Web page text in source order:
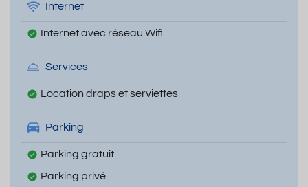
Internet
Internet avec réseau Wifi
Services
Location draps et serviettes
Parking
Parking gratuit
Parking privé